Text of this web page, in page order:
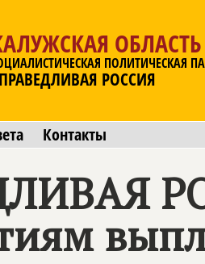
ОБЛАСТЬ
ПОЛИТИЧЕСКАЯ
РОССИЯ
Контакты